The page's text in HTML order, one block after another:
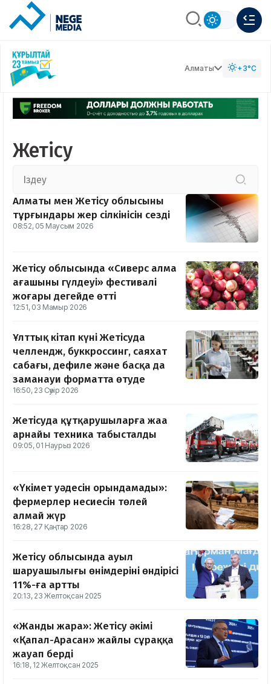
Алматы +3°C
Жетісу
Алматы мен Жетісу облысының
тұрғындары жер сілкінісін сезді
08:52, 05 Маусым 2026
Жетісу облысында «Сиверс алма
ағашының гүлдеуі» фестивалі
жоғары деңгейде өтті
12:51, 03 Мамыр 2026
Ұлттық кітап күні Жетісуда
челлендж, буккроссинг, саяхат
сабағы, дефиле және басқа да
заманауи форматта өтуде
16:50, 23 Сәуір 2026
Жетісуда құтқарушыларға жаңа
арнайы техника табысталды
09:05, 01 Наурыз 2026
«Үкімет уәдесін орындамады»:
фермерлер несиесін төлей
алмай жүр
16:28, 27 Қаңтар 2026
Жетісу облысында ауыл
шаруашылығы өнімдерінің өндірісі
11%-ға артты
20:13, 23 Желтоқсан 2025
«Жанды жара»: Жетісу әкімі
«Қапал-Арасан» жайлы сұраққа
жауап берді
16:18, 12 Желтоқсан 2025